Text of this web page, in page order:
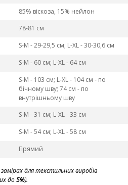
85% віскоза, 15% нейлон
78-81 см
S-M - 29-29,5 см; L-ХL - 30-30,6 см
S-M - 60 см; L-ХL - 64 см
S-M - 103 см; L-ХL - 104 см - по
бічному шву; 74 см - по
внутрішньому шву
S-M - 31 см; L-ХL - 33 см
S-M - 54 см; L-ХL - 58 см
Прямий
для текстильних виробів
до5%).